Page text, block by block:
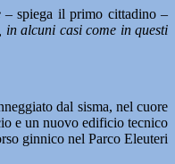
– spiega il primo cittadino –
in alcuni casi come in questi
dal sisma, nel cuore
e un nuovo edificio tecnico
ginnico nel Parco Eleuteri